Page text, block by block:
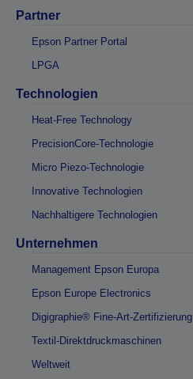
Partner
Epson Partner Portal
LPGA
Technologien
Heat-Free Technology
PrecisionCore-Technologie
Micro Piezo-Technologie
Innovative Technologien
Nachhaltigere Technologien
Unternehmen
Management Epson Europa
Epson Europe Electronics
Digigraphie® Fine-Art-Zertifizierung
Textil-Direktdruckmaschinen
Weltweit